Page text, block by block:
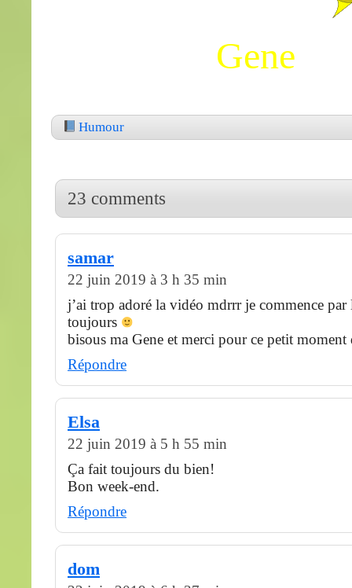
Gene
Humour
23 comments
samar
22 juin 2019 à 3 h 35 min
j’ai trop adoré la vidéo mdrrr je commence
toujours
bisous ma Gene et merci pour ce petit
Répondre
Elsa
22 juin 2019 à 5 h 55 min
Ça fait toujours du bien!
Bon week-end.
Répondre
dom